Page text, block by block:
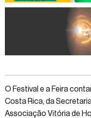
O Festival e a Feira
Costa Rica, da
Associação Vitória de